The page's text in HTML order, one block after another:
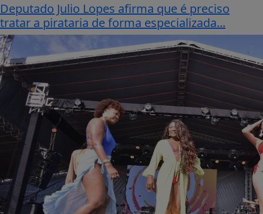
Deputado Julio Lopes afirma que é preciso
tratar a pirataria de forma especializada...